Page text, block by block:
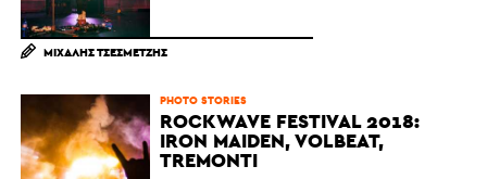
ΜΙΧΆΛΗΣ ΤΣΕΣΜΕΤΖΉΣ
PHOTO STORIES
ROCKWAVE FESTIVAL 2018:
IRON MAIDEN, VOLBEAT,
TREMONTI